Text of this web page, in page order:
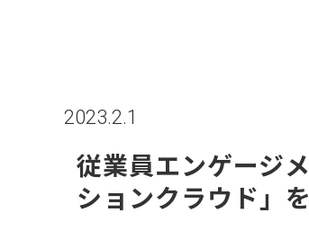
2023.2.1
従業員エンゲージ
ションクラウド」